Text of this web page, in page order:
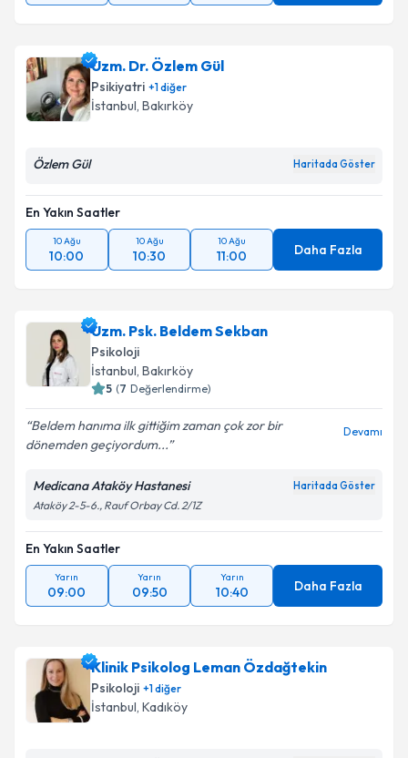
Uzm. Dr. Özlem Gül
Psikiyatri +1diğer
İstanbul, Bakırköy
Özlem Gül Haritada Göster
En Yakın Saatler
10 Ağu
10:00
10 Ağu
10:30
10 Ağu
11:00 Daha Fazla
Uzm. Psk. Beldem Sekban
Psikoloji
İstanbul, Bakırköy
5 (7 Değerlendirme)
Beldem hanıma ilk gittiğim zaman çok zor bir
dönemden geçiyordum...
Devamı
Medicana Ataköy Hastanesi Haritada Göster
Ataköy 2-5-6., Rauf Orbay Cd. 2/1Z
En Yakın Saatler
Yarın
09:00
Yarın
09:50
Yarın
10:40 Daha Fazla
Klinik Psikolog Leman Özdağtekin
Psikoloji +1diğer
İstanbul, Kadıköy